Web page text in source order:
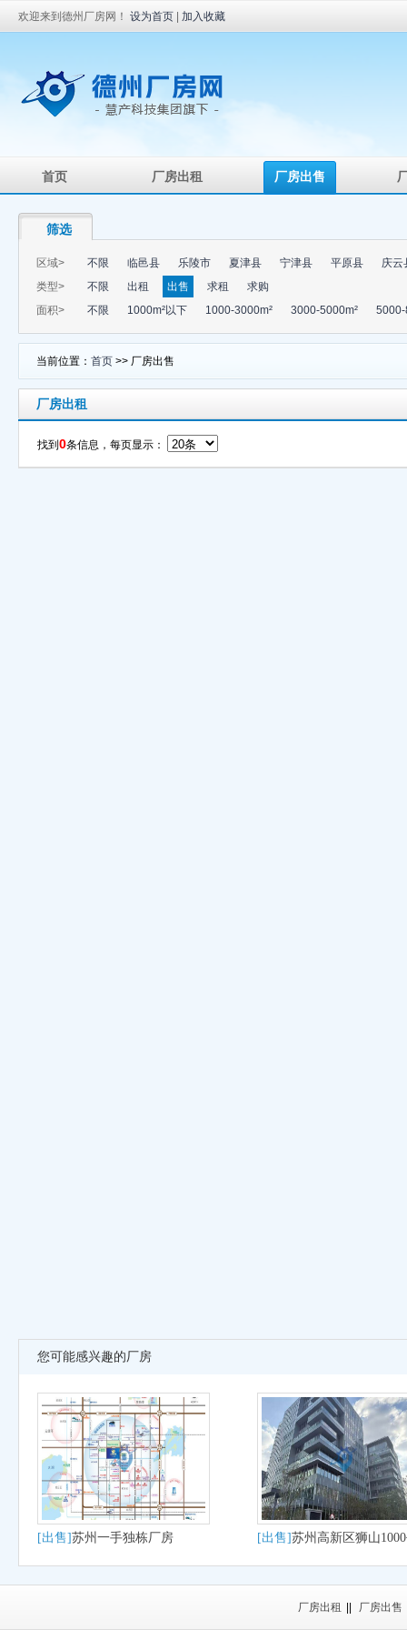
欢迎来到德州厂房网！ 设为首页 加入收藏
首页 厂房出租 厂房出售
筛选
区域> 不限 临邑县 乐陵市 夏津县 宁津县 平原县
庆云
类型>
不限 出租 出售 求租
求购
面积>
不限 1000m²以下 1000-3000m² 3000-5000m² 5000-
当前位置： 首页 >> 厂房出售
厂房出租
找到 0条信息，每页显示：
您可能感兴趣的厂房
[出售]苏州一手独栋厂房 [出售]苏州高新区狮山
大平层户型适合研发办公
厂房出租 厂房出售